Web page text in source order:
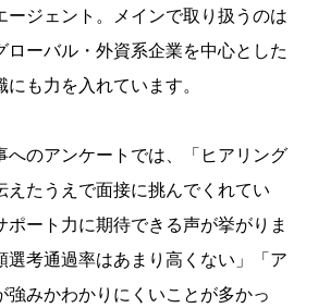
ージェント。メインで取り扱うのは
ローバル・外資系企業を中心とした
も力を入れています。
へのアンケートでは、「ヒアリング
えたうえで面接に挑んでくれてい
ポート力に期待できる声が挙がりま
選考通過率はあまり高くない」「ア
強みかわかりにくいことが多かっ